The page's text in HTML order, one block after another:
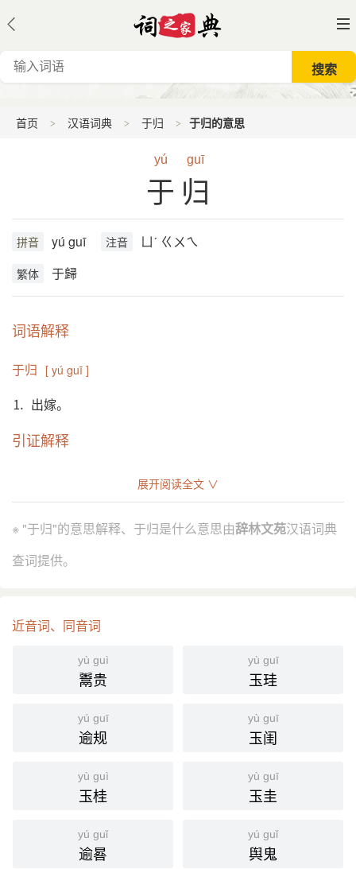
首页 汉语词典 于归 于归的意思
yú guī
于归
拼音 yú guī 注音 ㄩˊ ㄍㄨㄟ
繁体 于歸
词语解释
于归 [ yú guī ]
⒈ 出嫁。
引证解释
《诗·周南·桃夭》：“之子于归，宜其室家。”
马瑞辰 通释：“《尔雅》：‘于，曰也。’曰读若聿，
聿、于一声之转。‘之子于归’，正与‘黄鸟于飞’、‘之子
明 孙仁孺 《东郭记·一妾》：“在闺中双双聚首，怕于
清 李渔 《蜃中楼·双订》：“他日于归，不知嫁着甚么
男子，好生愁闷。”
姐，怕已经于归了吧？”
[ yú guī ]
⒈ 语出指女子出嫁。
《诗经·周南·桃夭》：「之子于归，宜其室家。」
展开阅读全文 ∨
※ "于归"的意思解释、于归是什么意思由辞林文苑汉语词典
查词提供。
近音词、同音词
yù guì
鬻贵
yù guī
玉珪
yú guī
逾规
yù guī
玉闺
yù guì
玉桂
yù guī
玉圭
yú guǐ
逾晷
yú guǐ
舆鬼